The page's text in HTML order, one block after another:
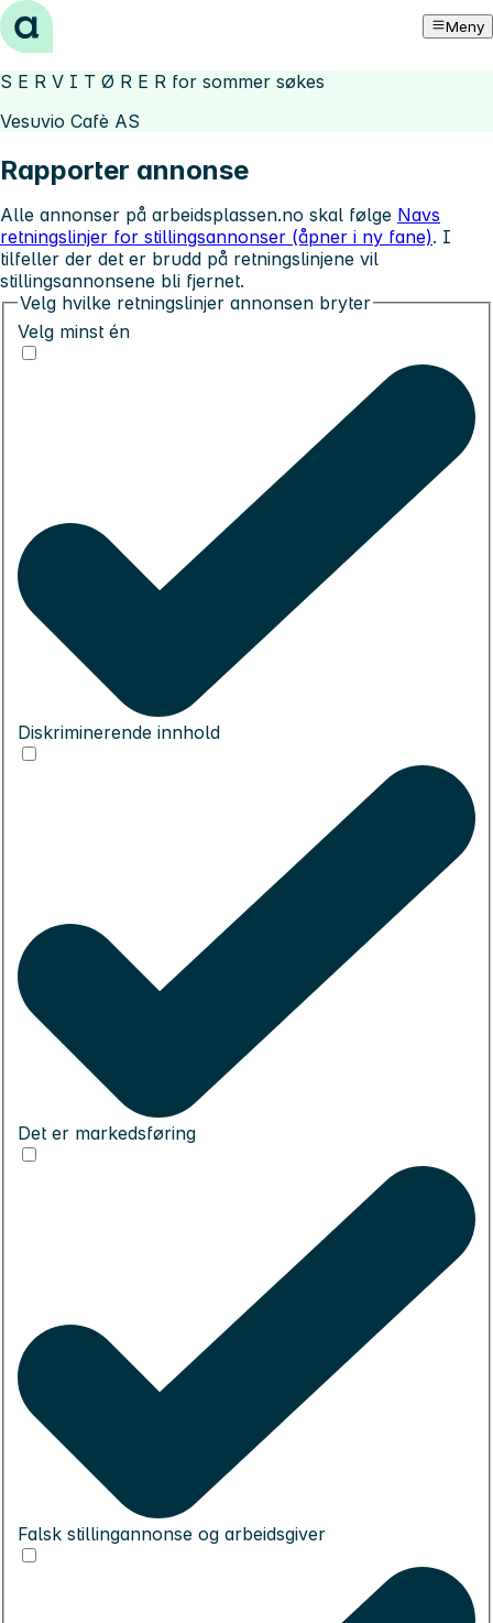
Hopp til innhold Meny
S E R V I T Ø R E R for sommer søkes
Vesuvio Cafè AS
Rapporter annonse
Alle annonser på arbeidsplassen.no skal følge Navs
retningslinjer for stillingsannonser (åpner i ny fane). I
tilfeller der det er brudd på retningslinjene vil
stillingsannonsene bli fjernet.
Velg hvilke retningslinjer annonsen bryter
Velg minst én
Diskriminerende innhold
Det er markedsføring
Falsk stillingannonse og arbeidsgiver